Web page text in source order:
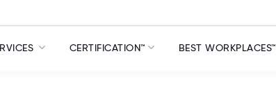
CERTIFICATION™ BEST WORKPLACES™